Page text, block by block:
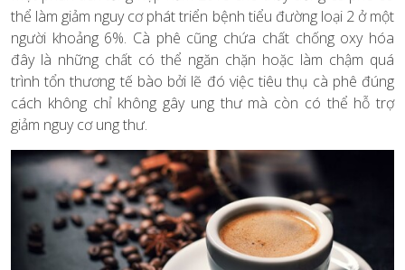
thể làm giảm nguy cơ phát triển bệnh tiểu đường loại 2 ở một
người khoảng 6%. Cà phê cũng chứa chất chống oxy hóa
đây là những chất có thể ngăn chặn hoặc làm chậm quá
trình tổn thương tế bào bởi lẽ đó việc tiêu thụ cà phê đúng
cách không chỉ không gây ung thư mà còn có thể hỗ trợ
giảm nguy cơ ung thư.